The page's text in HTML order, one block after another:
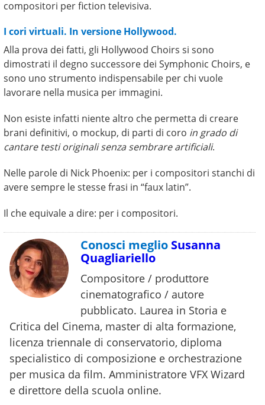
compositori per fiction televisiva.
I cori virtuali. In versione Hollywood.
Alla prova dei fatti, gli Hollywood Choirs si sono
dimostrati il degno successore dei Symphonic Choirs, e
sono uno strumento indispensabile per chi vuole
lavorare nella musica per immagini.
Non esiste infatti niente altro che permetta di creare
brani definitivi, o mockup, di parti di coro in grado di
cantare testi originali senza sembrare artificiali.
Nelle parole di Nick Phoenix: per i compositori stanchi di
avere sempre le stesse frasi in “faux latin”.
Il che equivale a dire: per i compositori.
Conosci meglio Susanna
Quagliariello
Compositore / produttore
cinematografico / autore
pubblicato. Laurea in Storia e
Critica del Cinema, master di alta formazione,
licenza triennale di conservatorio, diploma
specialistico di composizione e orchestrazione
per musica da film. Amministratore VFX Wizard
e direttore della scuola online.